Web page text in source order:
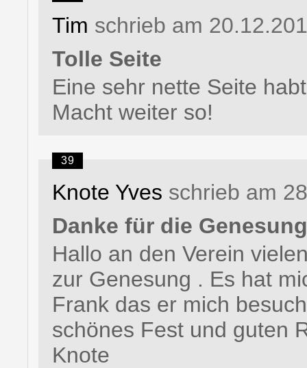
Tim schrieb am
Tolle Seite
Eine sehr nette Seite
Macht weiter so!
39
Knote Yves schrieb am
Danke für die
Hallo an den Verein
zur Genesung . Es hat
Frank das er mich
schönes Fest und guten
Knote